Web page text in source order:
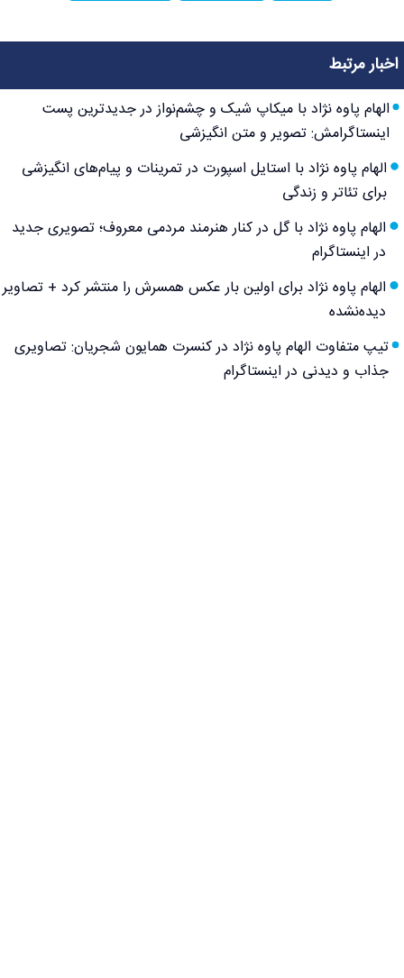
اخبار مرتبط
الهام پاوه نژاد با میکاپ شیک و چشم‌نواز در جدیدترین پست
اینستاگرامش: تصویر و متن انگیزشی
الهام پاوه نژاد با استایل اسپورت در تمرینات و پیام‌های انگیزشی
برای تئاتر و زندگی
الهام پاوه نژاد با گل در کنار هنرمند مردمی معروف؛ تصویری جدید
در اینستاگرام
الهام پاوه نژاد برای اولین بار عکس همسرش را منتشر کرد + تصاویر
دیده‌نشده
تیپ متفاوت الهام پاوه نژاد در کنسرت همایون شجریان: تصاویری
جذاب و دیدنی در اینستاگرام